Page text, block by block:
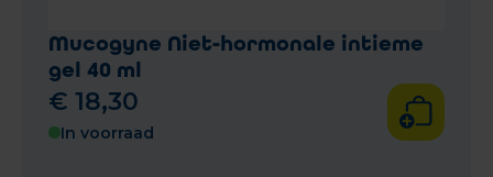
Mucogyne Niet-hormonale intieme
gel 40 ml
€ 18,30
In voorraad